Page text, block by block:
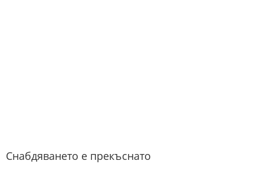
Снабдяването е прекъснато